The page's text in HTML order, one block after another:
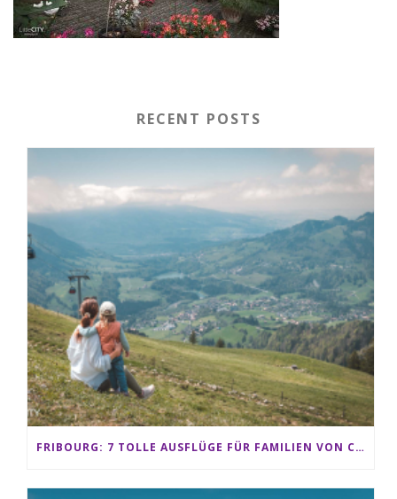
RECENT POSTS
FRIBOURG: 7 TOLLE AUSFLÜGE FÜR FAMILIEN VON CHARMEY BIS LES PACCOTS